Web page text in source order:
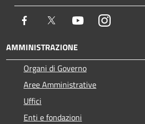
Facebook Twitter YoutubeInstagram
AMMINISTRAZIONE
Organi di Governo
Aree Amministrative
Uffici
Enti e fondazioni